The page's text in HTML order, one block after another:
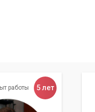
проведут
варианты
работы 5 лет